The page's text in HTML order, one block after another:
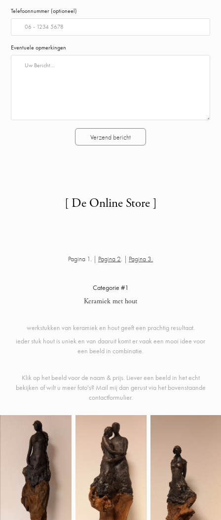
Telefoonnummer (optioneel)
Eventuele opmerkingen
Verzend bericht
[ De Online Store ]
Pagina 1. | Pagina 2. | Pagina 3.
Categorie #1
Keramiek met hout
werkstukken van keramiek en hout geeft een prachtig resultaat.
ieder stuk hout is uniek en van daaruit komt er vaak een mooi idee voor
een beeld in combinatie.
Klik op het beeld voor de naam & prijs. Liever een beeld in het echt
bekijken of wilt u meer foto's? Mail mij dan gerust via het bovenstaande
contactformulier.